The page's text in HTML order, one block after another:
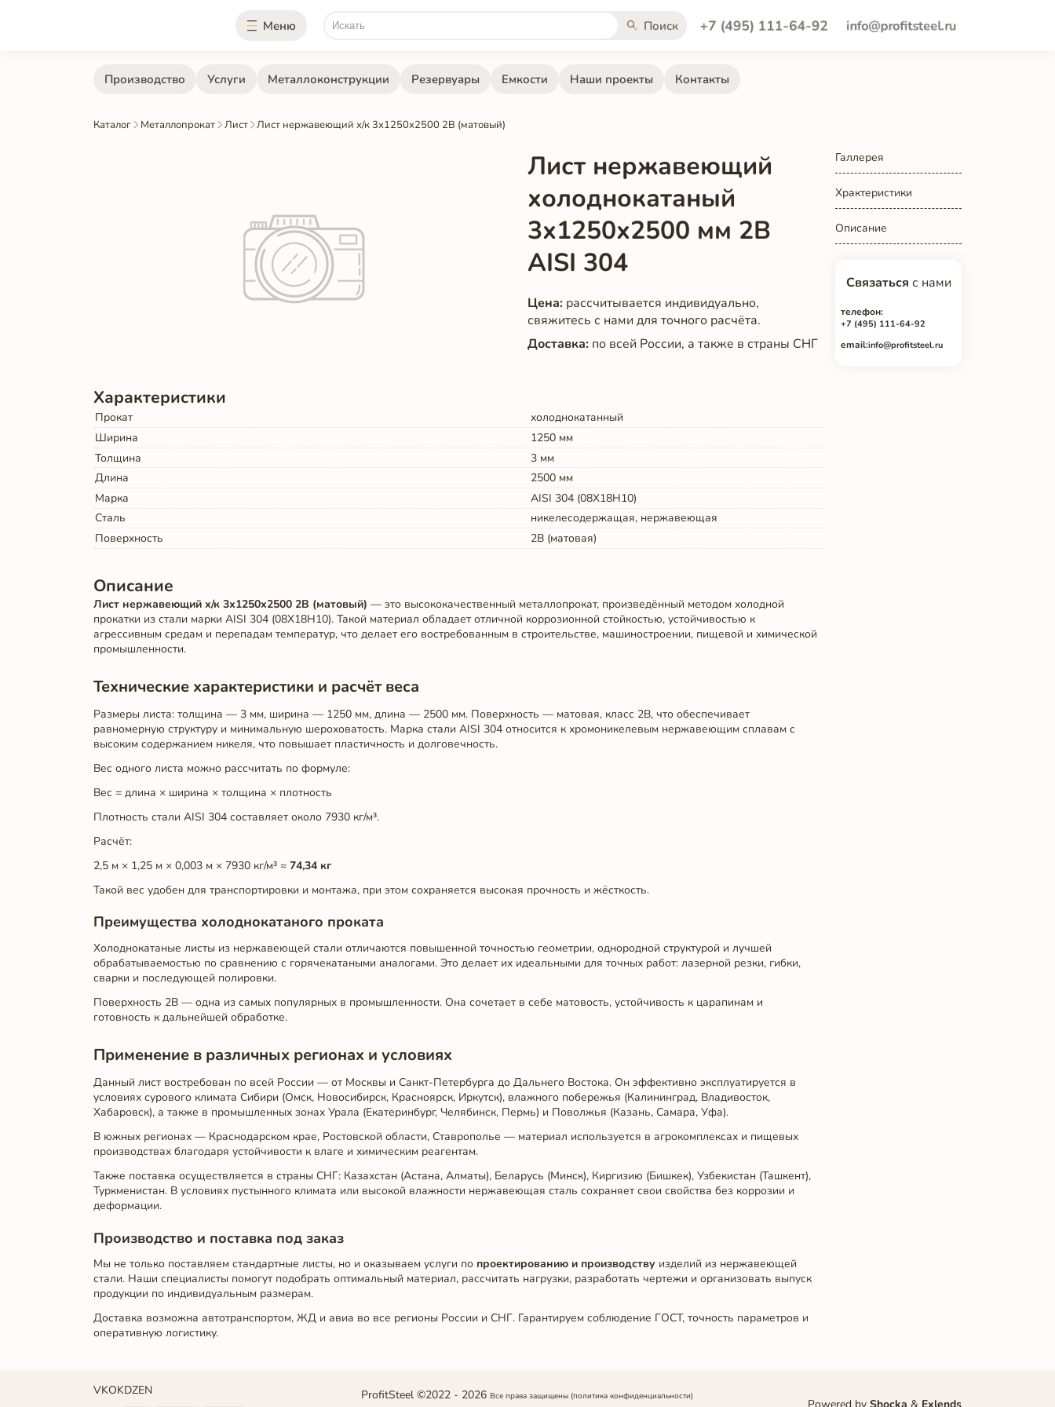
Меню Поиск +7 (495) 111-64-92 info@profitsteel.ru
Производство Услуги Металлоконструкции Резервуары Емкости Наши проекты Контакты
Каталог Металлопрокат Лист Лист нержавеющий х/к 3х1250х2500 2B (матовый)
Лист нержавеющий
холоднокатаный
3х1250х2500 мм 2B
AISI 304
Цена: рассчитывается индивидуально,
свяжитесь с нами для точного расчёта.
Доставка: по всей России, а также в страны СНГ
Галлерея
Храктеристики
Описание
Связаться с нами
телефон:
+7 (495) 111-64-92
email:info@profitsteel.ru
Характеристики
Прокат
холоднокатанный
Ширина
1250 мм
Толщина
3 мм
Длина
2500 мм
Марка
AISI 304 (08Х18Н10)
Сталь
никелесодержащая, нержавеющая
Поверхность
2B (матовая)
Описание
Лист нержавеющий х/к 3х1250х2500 2B (матовый) — это высококачественный металлопрокат, произведённый методом холодной
прокатки из стали марки AISI 304 (08Х18Н10). Такой материал обладает отличной коррозионной стойкостью, устойчивостью к
агрессивным средам и перепадам температур, что делает его востребованным в строительстве, машиностроении, пищевой и химической
промышленности.
Технические характеристики и расчёт веса
Размеры листа: толщина — 3 мм, ширина — 1250 мм, длина — 2500 мм. Поверхность — матовая, класс 2B, что обеспечивает
равномерную структуру и минимальную шероховатость. Марка стали AISI 304 относится к хромоникелевым нержавеющим сплавам с
высоким содержанием никеля, что повышает пластичность и долговечность.
Вес одного листа можно рассчитать по формуле:
Вес = длина × ширина × толщина × плотность
Плотность стали AISI 304 составляет около 7930 кг/м³.
Расчёт:
2,5 м × 1,25 м × 0,003 м × 7930 кг/м³ ≈ 74,34 кг
Такой вес удобен для транспортировки и монтажа, при этом сохраняется высокая прочность и жёсткость.
Преимущества холоднокатаного проката
Холоднокатаные листы из нержавеющей стали отличаются повышенной точностью геометрии, однородной структурой и лучшей
обрабатываемостью по сравнению с горячекатаными аналогами. Это делает их идеальными для точных работ: лазерной резки, гибки,
сварки и последующей полировки.
Поверхность 2B — одна из самых популярных в промышленности. Она сочетает в себе матовость, устойчивость к царапинам и
готовность к дальнейшей обработке.
Применение в различных регионах и условиях
Данный лист востребован по всей России — от Москвы и Санкт-Петербурга до Дальнего Востока. Он эффективно эксплуатируется в
условиях сурового климата Сибири (Омск, Новосибирск, Красноярск, Иркутск), влажного побережья (Калининград, Владивосток,
Хабаровск), а также в промышленных зонах Урала (Екатеринбург, Челябинск, Пермь) и Поволжья (Казань, Самара, Уфа).
В южных регионах — Краснодарском крае, Ростовской области, Ставрополье — материал используется в агрокомплексах и пищевых
производствах благодаря устойчивости к влаге и химическим реагентам.
Также поставка осуществляется в страны СНГ: Казахстан (Астана, Алматы), Беларусь (Минск), Киргизию (Бишкек), Узбекистан (Ташкент),
Туркменистан. В условиях пустынного климата или высокой влажности нержавеющая сталь сохраняет свои свойства без коррозии и
деформации.
Производство и поставка под заказ
Мы не только поставляем стандартные листы, но и оказываем услуги по проектированию и производству изделий из нержавеющей
стали. Наши специалисты помогут подобрать оптимальный материал, рассчитать нагрузки, разработать чертежи и организовать выпуск
продукции по индивидуальным размерам.
Доставка возможна автотранспортом, ЖД и авиа во все регионы России и СНГ. Гарантируем соблюдение ГОСТ, точность параметров и
оперативную логистику.
VKOKDZEN ProfitSteel ©2022 - 2026 Все права защищены (политика конфиденциальности)
Powered by Shocka & Exlends